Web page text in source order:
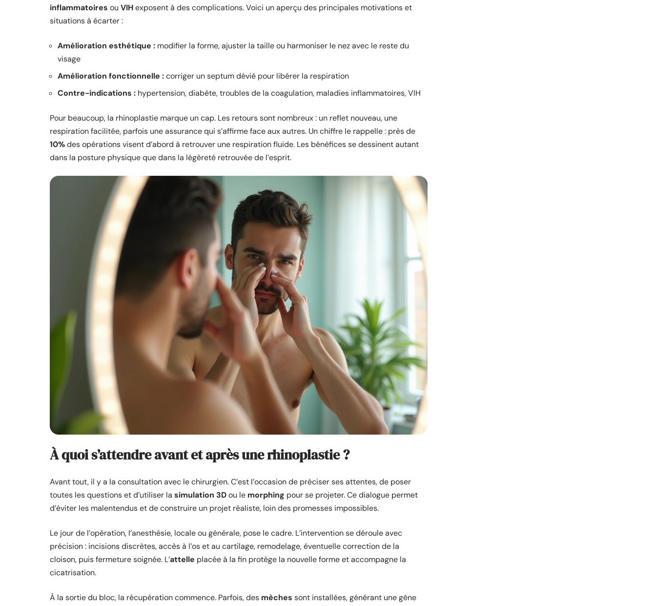
inflammatoires ou VIHexposent à des complications. Voici un aperçu des principales motivations et
situations à écarter :
Amélioration esthétique : modifier la forme, ajuster la taille ou harmoniser le nez avec le reste du
visage
Amélioration fonctionnelle :corriger un septum dévié pour libérer la respiration
Contre-indications : hypertension, diabète, troubles de la coagulation, maladies inflammatoires, VIH
Pour beaucoup, la rhinoplastie marque un cap. Les retours sont nombreux : un reflet nouveau, une
respiration facilitée, parfois une assurance qui s’affirme face aux autres. Un chiffre le rappelle : près de
10%des opérations visent d’abord à retrouver une respiration fluide. Les bénéfices se dessinent autant
dans la posture physique que dans la légèreté retrouvée de l’esprit.
À quoi s’attendre avant et après une rhinoplastie ?
Avant tout, il y a la consultation avec le chirurgien. C’est l’occasion de préciser ses attentes, de poser
toutes les questions et d’utiliser la simulation 3Dou le morphing pour se projeter. Ce dialogue permet
d’éviter les malentendus et de construire un projet réaliste, loin des promesses impossibles.
Le jour de l’opération, l’anesthésie, locale ou générale, pose le cadre. L’intervention se déroule avec
précision : incisions discrètes, accès à l’os et au cartilage, remodelage, éventuelle correction de la
cloison, puis fermeture soignée. L’attelle placée à la fin protège la nouvelle forme et accompagne la
cicatrisation.
À la sortie du bloc, la récupération commence. Parfois, des mèches sont installées, générant une gêne